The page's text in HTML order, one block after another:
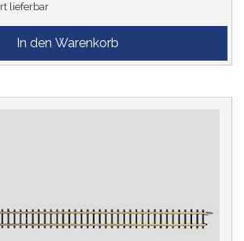
lieferbar